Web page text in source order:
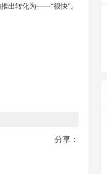
推出转化为——“很快”。
分享：